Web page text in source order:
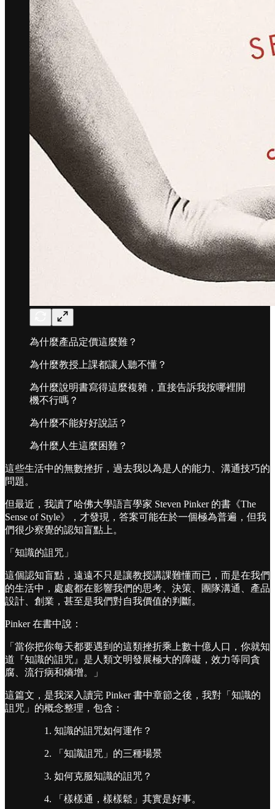
為什麼產品定價這麼難？
為什麼教授上課都讓人聽不懂？
為什麼說明書寫得這麼複雜，直接告訴我按哪裡開
機不行嗎？
為什麼不能好好說話？
為什麼人生這麼困難？
這些生活中的無數挫折，過去我以為是人的能力、溝通技巧的
問題。
但最近，我讀了哈佛大學語言學家 Steven Pinker 的書《The
Sense of Style》，才發現，答案可能在於一個極為普遍，但我
們很少察覺的認知盲點上。
「知識的詛咒」
這個認知盲點，遠遠不只是讓教授講課難懂而已，而是在我們
的生活中，處處都在影響我們的思考、決策、團隊溝通、產品
設計、創業，甚至是我們對自我價值的判斷。
Pinker 在書中說：
「當你把你每天都要遇到的這類挫折乘上數十億人口，你就知
道『知識的詛咒』是人類文明發展極大的障礙，效力等同貪
腐、流行病和熵增。」
這篇文，是我深入讀完 Pinker 書中章節之後，我對「知識的
詛咒」的概念整理，包含：
知識的詛咒如何運作？
「知識詛咒」的三種場景
如何克服知識的詛咒？
「樣樣通，樣樣鬆」其實是好事。